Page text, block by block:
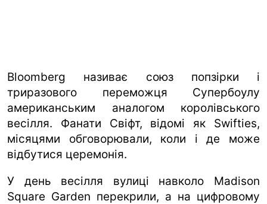
Bloomberg називає союз попзірки і
триразового переможця Супербоулу
американським аналогом королівського
весілля. Фанати Свіфт, відомі як Swifties,
місяцями обговорювали, коли і де може
відбутися церемонія.
У день весілля вулиці навколо Madison
Square Garden перекрили, а на цифровому